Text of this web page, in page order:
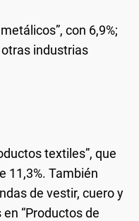
con 6,9%;
otras industrias
textiles”, que
11,3%. También
de vestir, cuero y
“Productos de